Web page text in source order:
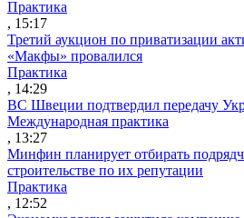
Практика
, 15:17
Третий аукцион по приватизации
«Макфы» провалился
Практика
, 14:29
ВС Швеции подтвердил передачу
Международная практика
, 13:27
Минфин планирует отбирать
строительстве по их репутации
Практика
, 12:52